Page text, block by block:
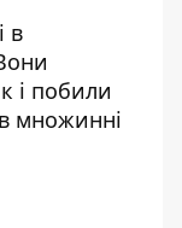
в
і побили
множинні